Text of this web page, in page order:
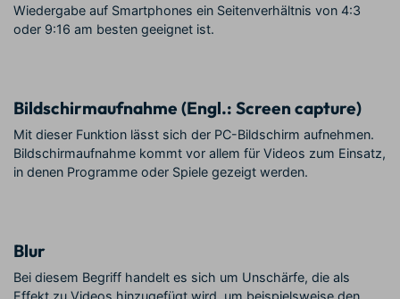
Wiedergabe auf Smartphones ein Seitenverhältnis von 4:3
oder 9:16 am besten geeignet ist.
Bildschirmaufnahme (Engl.: Screen capture)
Mit dieser Funktion lässt sich der PC-Bildschirm aufnehmen.
Bildschirmaufnahme kommt vor allem für Videos zum Einsatz,
in denen Programme oder Spiele gezeigt werden.
Blur
Bei diesem Begriff handelt es sich um Unschärfe, die als
Effekt zu Videos hinzugefügt wird, um beispielsweise den